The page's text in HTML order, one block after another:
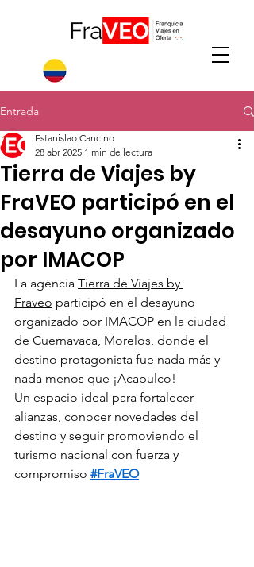
Entrada
Tierra de Viajes by
FraVEO participó en el
desayuno organizado
por IMACOP
Estanislao Cancino
28 abr 2025 1 min de lectura
La agencia Tierra de Viajes by
Fraveo participó en el desayuno
organizado por IMACOP en la ciudad
de Cuernavaca, Morelos, donde el
destino protagonista fue nada más y
nada menos que ¡Acapulco!
Un espacio ideal para fortalecer
alianzas, conocer novedades del
destino y seguir promoviendo el
turismo nacional con fuerza y
compromiso #FraVEO